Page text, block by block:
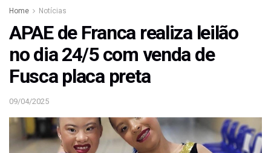
Home Notícias
APAE de Franca realiza leilão
no dia 24/5 com venda de
Fusca placa preta
09/04/2025